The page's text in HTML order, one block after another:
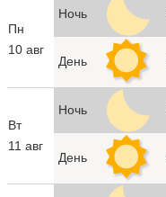
Пн
10 авг
Ночь
День
Вт
11 авг
Ночь
День